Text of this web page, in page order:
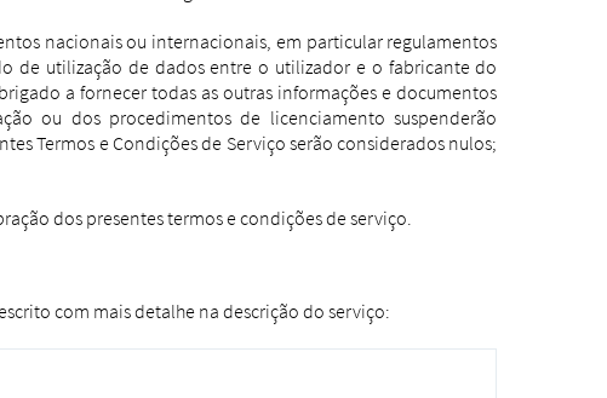
nacionais ou internacionais, em particular regulamentos
de utilização de dados entre o utilizador e o fabricante do
a fornecer todas as outras informações e documentos
ou dos procedimentos de licenciamento suspenderão
Termos e Condições de Serviço serão considerados nulos;
dos presentes termos e condições de serviço.
com mais detalhe na descrição do serviço: